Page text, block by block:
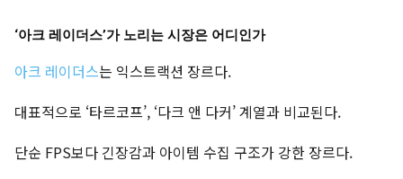
‘아크 레이더스’가 노리는 시장은 어디인가
아크 레이더스는 익스트랙션 장르다.
대표적으로 ‘타르코프’, ‘다크 앤 다커’ 계열과 비교된다.
단순 FPS보다 긴장감과 아이템 수집 구조가 강한 장르다.